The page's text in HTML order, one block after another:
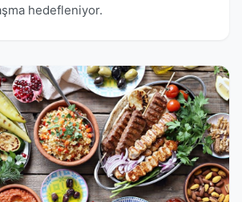
hedefleniyor.